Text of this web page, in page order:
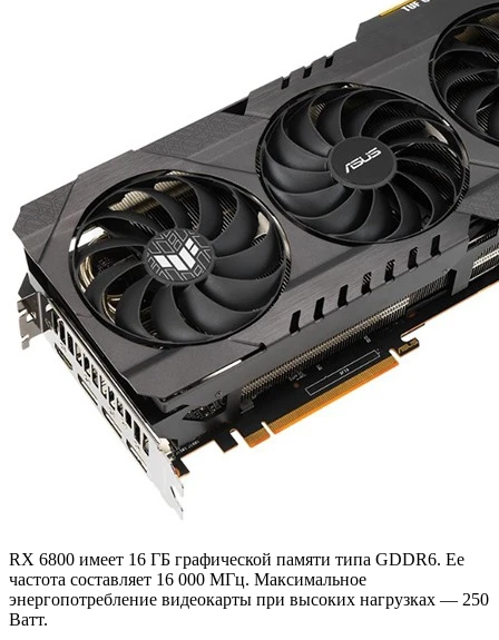
RX 6800 имеет 16 ГБ графической памяти типа GDDR6. Ее
частота составляет 16 000 МГц. Максимальное
энергопотребление видеокарты при высоких нагрузках — 250
Ватт.